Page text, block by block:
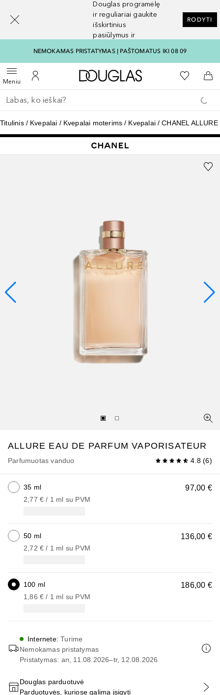
Douglas programėlę
ir reguliariai gaukite
išskirtinius
pasiūlymus ir
RODYTI
NEMOKAMAS PRISTATYMAS Į PAŠTOMATUS IKI 08 09
MeniuAtidaryti meniuĮ mano paskyrą
Į Douglas pagrindinį
Į mano
Į
Grįžk atgal
Vykdykite paiešką
Titulinis Kvepalai Kvepalai moterims Kvepalai CHANEL
ALLURE EAU DE PARFUM VAPORISATEUR
Parfumuotas vanduo 4.8 (6)
97,00 €
35 ml
2,77 € / 1 ml su PVM
136,00 €
50 ml
2,72 € / 1 ml su PVM
186,00 €
100 ml
1,86 € / 1 ml su PVM
Internete:Turime
Nemokamas pristatymas
Pristatymas: an, 11.08.2026–tr, 12.08.2026
PRIDĖTI Į KREPŠELĮ
Douglas parduotuvė
Parduotuvės, kuriose galima įsigyti
[navigation.slideout.screenreader]